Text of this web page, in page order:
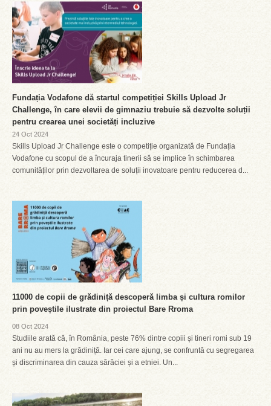
Fundația Vodafone dă startul competiției Skills Upload Jr
Challenge, în care elevii de gimnaziu trebuie să dezvolte soluții
pentru crearea unei societăți incluzive
24 Oct 2024
Skills Upload Jr Challenge este o competiție organizată de Fundația
Vodafone cu scopul de a încuraja tinerii să se implice în schimbarea
comunităților prin dezvoltarea de soluții inovatoare pentru reducerea d...
11000 de copii de grădiniță descoperă limba și cultura romilor
prin poveștile ilustrate din proiectul Bare Rroma
08 Oct 2024
Studiile arată că, în România, peste 76% dintre copiii și tineri romi sub 19
ani nu au mers la grădiniță. Iar cei care ajung, se confruntă cu segregarea
și discriminarea din cauza sărăciei și a etniei. Un...